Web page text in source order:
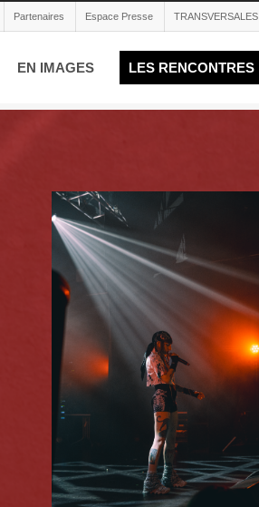
Partenaires Espace Presse TRANSVERSALES
EN IMAGES LES RENCONTRES